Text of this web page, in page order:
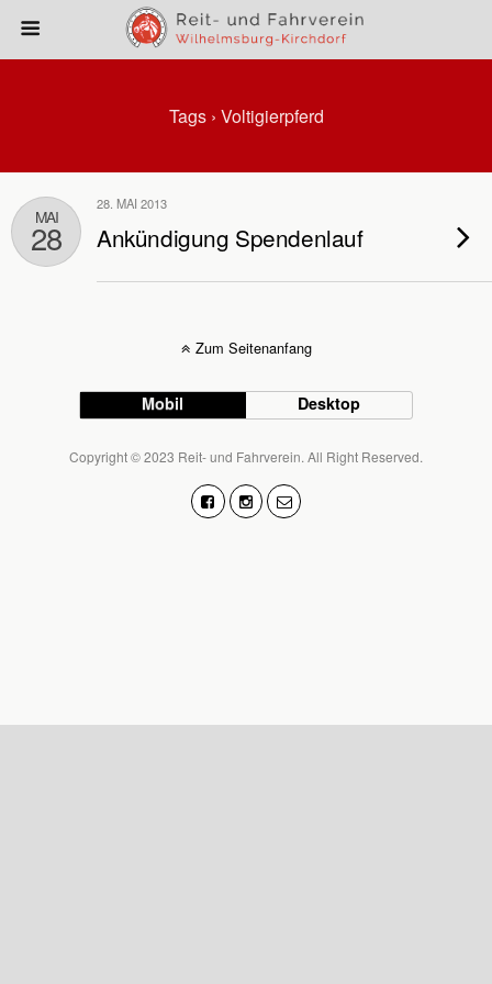
Tags › Voltigierpferd
MAI
28
28. MAI 2013
Ankündigung Spendenlauf
Zum Seitenanfang
Mobil Desktop
Copyright © 2023 Reit- und Fahrverein. All Right Reserved.